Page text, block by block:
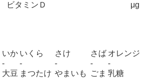
ビタミンＤ
μg
いか いくら さけ さば オレンジ
- - - - -
大豆 まつたけ やまいも ごま 乳糖